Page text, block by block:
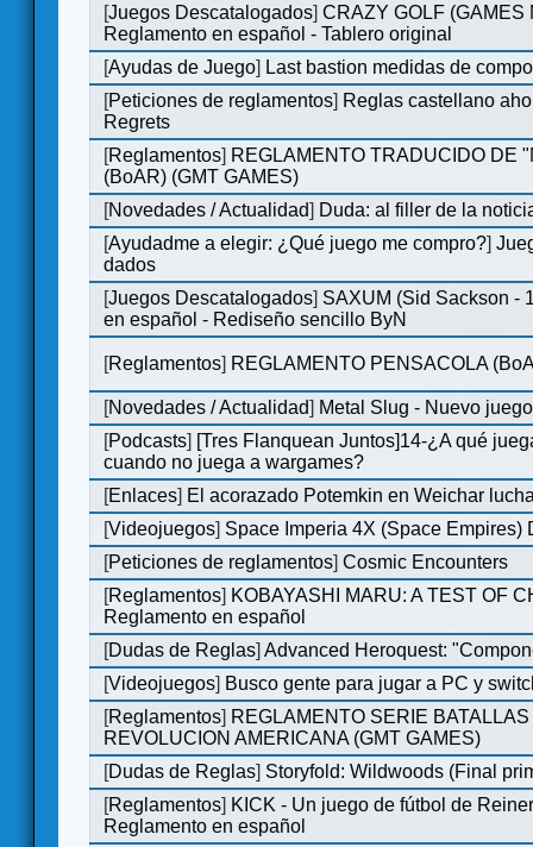
[Juegos Descatalogados]CRAZY GOLF (GAMES
Reglamento en español - Tablero original
[Ayudas de Juego] Last bastion medidas de
[Peticiones de reglamentos] Reglas castellano
Regrets
[Reglamentos] REGLAMENTO TRADUCIDO DE
(BoAR) (GMT GAMES)
[Novedades / Actualidad] Duda: al filler de la
[Ayudadme a elegir: ¿Qué juego me compro?]
dados
[Juegos Descatalogados] SAXUM (Sid Sackson -
en español - Rediseño sencillo ByN
[Reglamentos] REGLAMENTO PENSACOLA
[Novedades / Actualidad] Metal Slug - Nuevo
[Podcasts] [Tres Flanquean Juntos]14-¿A qué
cuando no juega a wargames?
[Enlaces] El acorazado Potemkin en Weichar
[Videojuegos] Space Imperia 4X (Space Empires)
[Peticiones de reglamentos]Cosmic Encounters
[Reglamentos] KOBAYASHI MARU: A TEST OF
Reglamento en español
[Dudas de Reglas]Advanced Heroquest:
[Videojuegos] Busco gente para jugar a PC y
[Reglamentos] REGLAMENTO SERIE
REVOLUCION AMERICANA (GMT GAMES)
[Dudas de Reglas] Storyfold: Wildwoods (Final
[Reglamentos] KICK - Un juego de fútbol de
Reglamento en español